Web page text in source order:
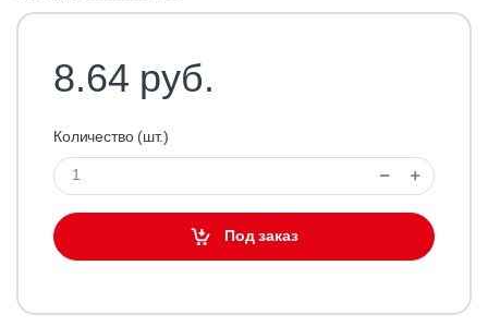
8.64 руб.
Количество (шт.)
Под заказ